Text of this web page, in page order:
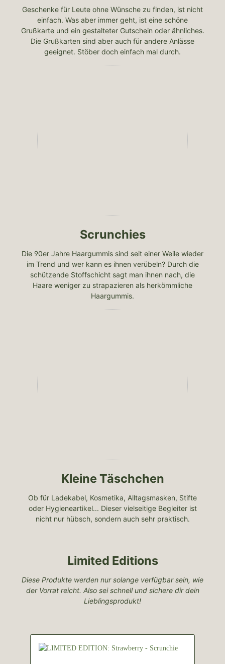
Geschenke für Leute ohne Wünsche zu finden, ist nicht
einfach. Was aber immer geht, ist eine schöne
Grußkarte und ein gestalteter Gutschein oder ähnliches.
Die Grußkarten sind aber auch für andere Anlässe
geeignet. Stöber doch einfach mal durch.
Scrunchies
Die 90er Jahre Haargummis sind seit einer Weile wieder
im Trend und wer kann es ihnen verübeln? Durch die
schützende Stoffschicht sagt man ihnen nach, die
Haare weniger zu strapazieren als herkömmliche
Haargummis.
Kleine Täschchen
Ob für Ladekabel, Kosmetika, Alltagsmasken, Stifte
oder Hygieneartikel... Dieser vielseitige Begleiter ist
nicht nur hübsch, sondern auch sehr praktisch.
Limited Editions
Diese Produkte werden nur solange verfügbar sein, wie
der Vorrat reicht. Also sei schnell und sichere dir dein
Lieblingsprodukt!